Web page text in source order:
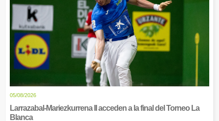
05/08/2026
Larrazabal-Mariezkurrena II acceden a la final del Torneo La
Blanca